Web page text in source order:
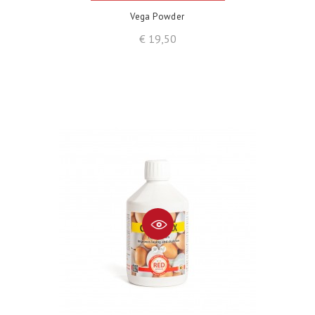
Vega Powder
€ 19,50Prijs